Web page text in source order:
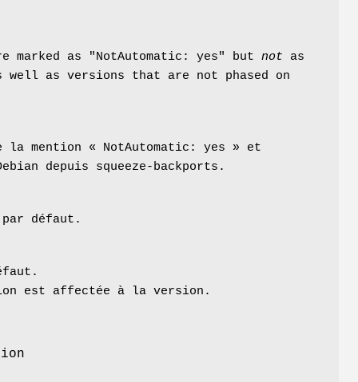
as "NotAutomatic: yes" but not as
well as versions that are not phased on
mention « NotAutomatic: yes » et
depuis squeeze-backports.
défaut.
est affectée à la version.